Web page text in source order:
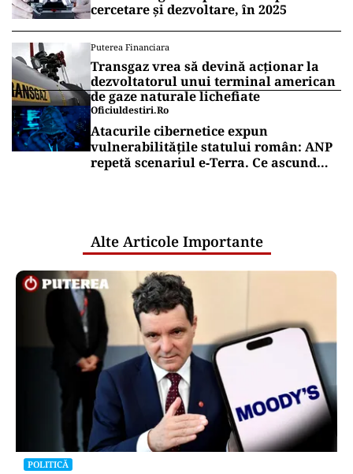
cercetare și dezvoltare, în 2025
Puterea Financiara
Transgaz vrea să devină acționar la
dezvoltatorul unui terminal american
de gaze naturale lichefiate
Oficiuldestiri.ro
Atacurile cibernetice expun
vulnerabilitățile statului român: ANP
repetă scenariul e‑Terra. Ce ascund
Alte Articole Importante
POLITICĂ